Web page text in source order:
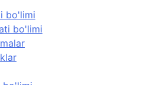
bo'limi
bo'limi